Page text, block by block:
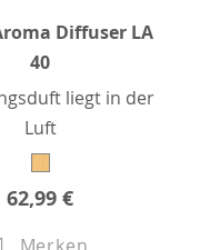
Diffuser LA
40
liegt in der
Luft
62,99 €